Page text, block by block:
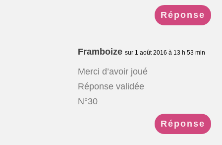
Réponse
Framboize sur 1 août 2016 à 13 h 53 min
Merci d’avoir joué
Réponse validée
N°30
Réponse